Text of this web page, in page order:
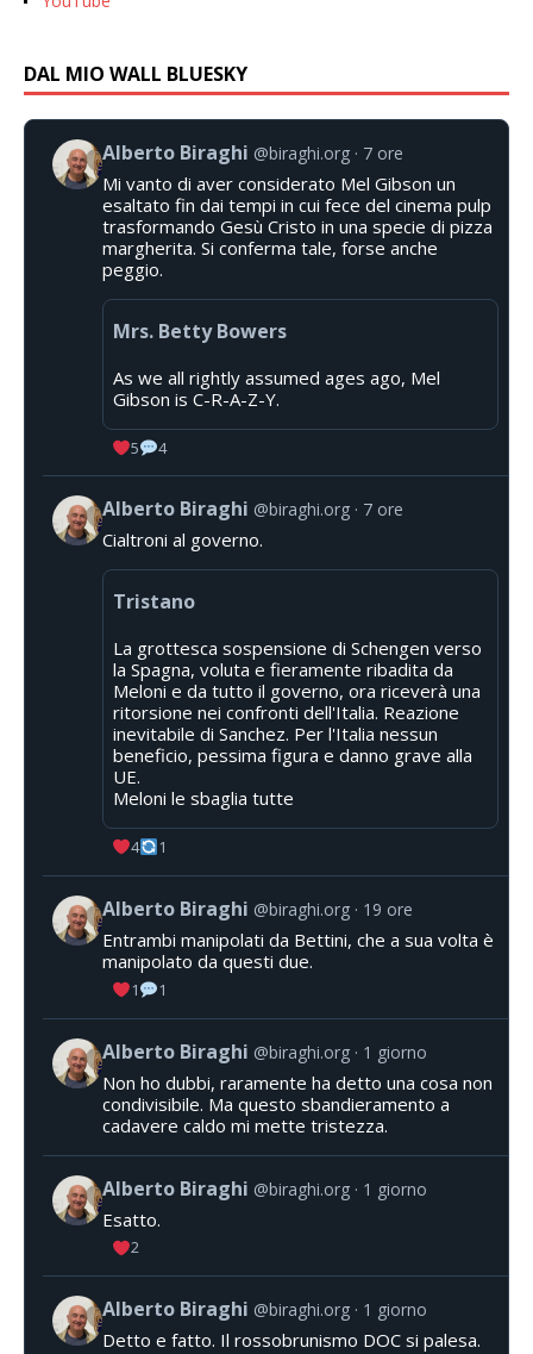
DAL MIO WALL BLUESKY
Alberto Biraghi @biraghi.org 7 ore
Mi vanto di aver considerato Mel Gibson un
esaltato fin dai tempi in cui fece del cinema pulp
trasformando Gesù Cristo in una specie di pizza
margherita. Si conferma tale, forse anche
peggio.
Mrs. Betty Bowers
As we all rightly assumed ages ago, Mel
Gibson is C-R-A-Z-Y.
5 4
Alberto Biraghi @biraghi.org 7 ore
Cialtroni al governo.
Tristano
La grottesca sospensione di Schengen verso
la Spagna, voluta e fieramente ribadita da
Meloni e da tutto il governo, ora riceverà una
ritorsione nei confronti dell'Italia. Reazione
inevitabile di Sanchez. Per l'Italia nessun
beneficio, pessima figura e danno grave alla
UE.
Meloni le sbaglia tutte
4 1
Alberto Biraghi @biraghi.org 19 ore
Entrambi manipolati da Bettini, che a sua volta è
manipolato da questi due.
1 1
Alberto Biraghi @biraghi.org 1 giorno
Non ho dubbi, raramente ha detto una cosa non
condivisibile. Ma questo sbandieramento a
cadavere caldo mi mette tristezza.
Alberto Biraghi @biraghi.org 1 giorno
Esatto.
2
Alberto Biraghi @biraghi.org 1 giorno
Detto e fatto. Il rossobrunismo DOC si palesa.